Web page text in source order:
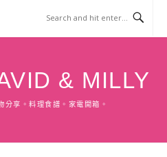
& MILLY
分享。料理食譜。家電開箱。